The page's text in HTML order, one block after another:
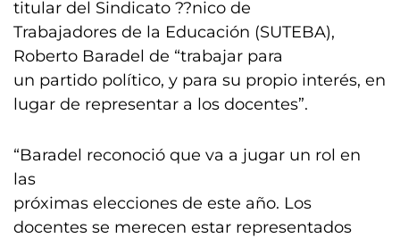
titular del Sindicato ??nico de
Trabajadores de la Educación (SUTEBA),
Roberto Baradel de “trabajar para
un partido político, y para su propio interés, en
lugar de representar a los docentes”.
“Baradel reconoció que va a jugar un rol en
las
próximas elecciones de este año. Los
docentes se merecen estar representados